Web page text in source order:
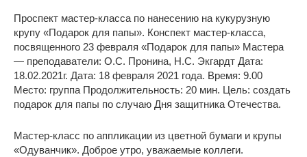
Проспект мастер-класса по нанесению на кукурузную
крупу «Подарок для папы». Конспект мастер-класса,
посвященного 23 февраля «Подарок для папы» Мастера
— преподаватели: О.С. Пронина, Н.С. Экгардт Дата:
18.02.2021г. Дата: 18 февраля 2021 года. Время: 9.00
Место: группа Продолжительность: 20 мин. Цель: создать
подарок для папы по случаю Дня защитника Отечества.
Мастер-класс по аппликации из цветной бумаги и крупы
«Одуванчик». Доброе утро, уважаемые коллеги.